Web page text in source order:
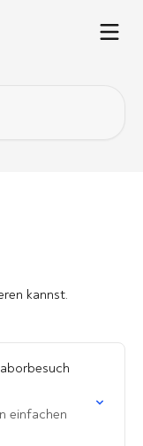
kannst.
einfachen